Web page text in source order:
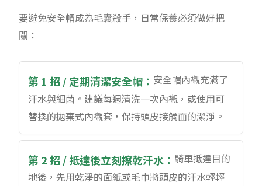
要避免安全帽成為毛囊殺手，日常保養必須做好把
關：
第 1 招 / 定期清潔安全帽： 安全帽內襯充滿了
汗水與細菌。建議每週清洗一次內襯，或使用可
替換的拋棄式內襯套，保持頭皮接觸面的潔淨。
第 2 招 / 抵達後立刻擦乾汗水：騎車抵達目的
地後，先用乾淨的面紙或毛巾將頭皮的汗水輕輕